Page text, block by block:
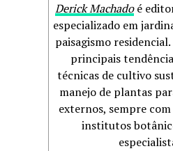
Derick Machadoé
especializado em
paisagismo
principais
técnicas de cultivo
manejo de plantas
externos, sempre
institutos